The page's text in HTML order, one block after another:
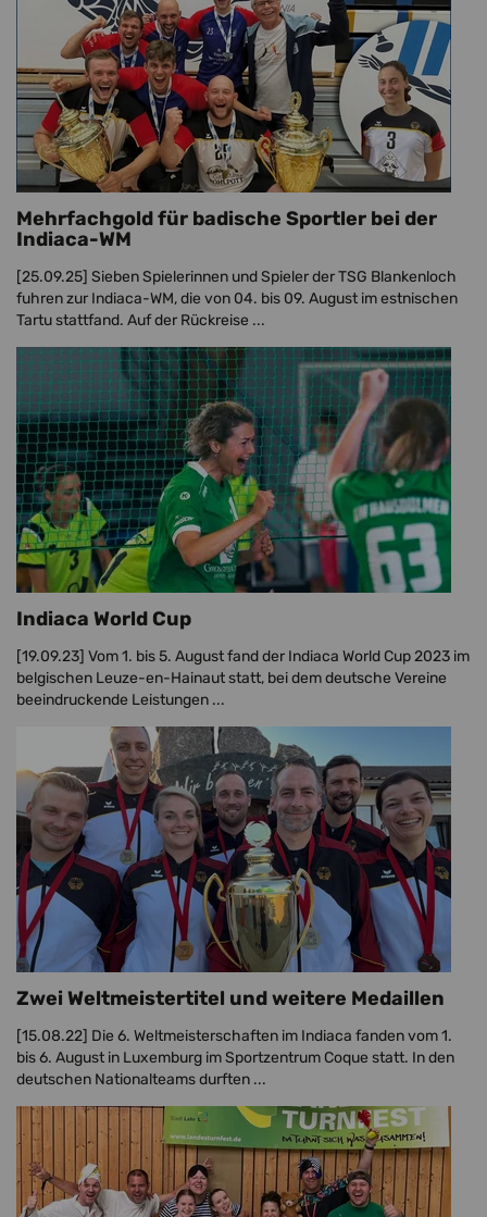
Mehrfachgold für badische Sportler bei der
Indiaca-WM
[25.09.25] Sieben Spielerinnen und Spieler der TSG Blankenloch
fuhren zur Indiaca-WM, die von 04. bis 09. August im estnischen
Tartu stattfand. Auf der Rückreise ...
Indiaca World Cup
[19.09.23] Vom 1. bis 5. August fand der Indiaca World Cup 2023 im
belgischen Leuze-en-Hainaut statt, bei dem deutsche Vereine
beeindruckende Leistungen ...
Zwei Weltmeistertitel und weitere Medaillen
[15.08.22] Die 6. Weltmeisterschaften im Indiaca fanden vom 1.
bis 6. August in Luxemburg im Sportzentrum Coque statt. In den
deutschen Nationalteams durften ...